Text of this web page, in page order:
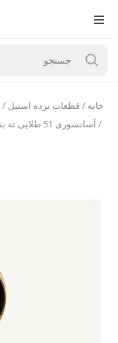
خانه /قطعات نرده استیل /
/ آسانسوری 51 طلایی ته بست استیل 304